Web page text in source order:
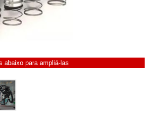
abaixo para ampliá-las